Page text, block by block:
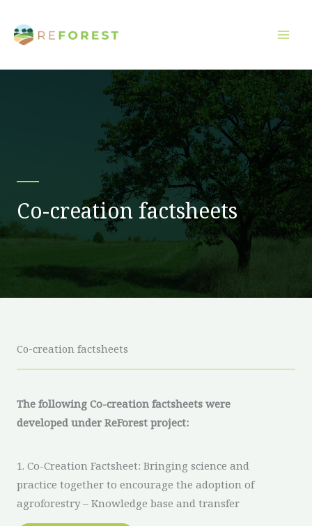
към
съдържанието
Co-creation factsheets
Co-creation factsheets
The following Co-creation factsheets were
developed under ReForest project:
1. Co-Creation Factsheet: Bringing science and
practice together to encourage the adoption of
agroforestry – Knowledge base and transfer